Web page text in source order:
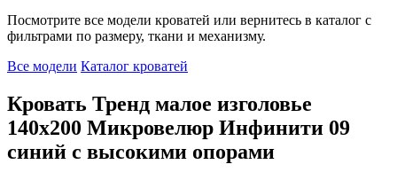
Посмотрите все модели кроватей или вернитесь в каталог с
фильтрами по размеру, ткани и механизму.
Все модели Каталог кроватей
Кровать Тренд малое изголовье
140х200 Микровелюр Инфинити 09
синий с высокими опорами